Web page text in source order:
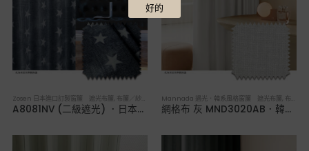
Zosen 日本進口訂製窗簾 遮光布簾 布簾／紗簾／窗簾布
A8081NV (二級遮光) ．日本進口訂製遮光布簾
Mannada 遇光．韓系風格窗簾 遮光布簾 布簾／紗簾／窗簾布
網格布 灰 MND3020AB．韓系軟裝遮光布簾
好的